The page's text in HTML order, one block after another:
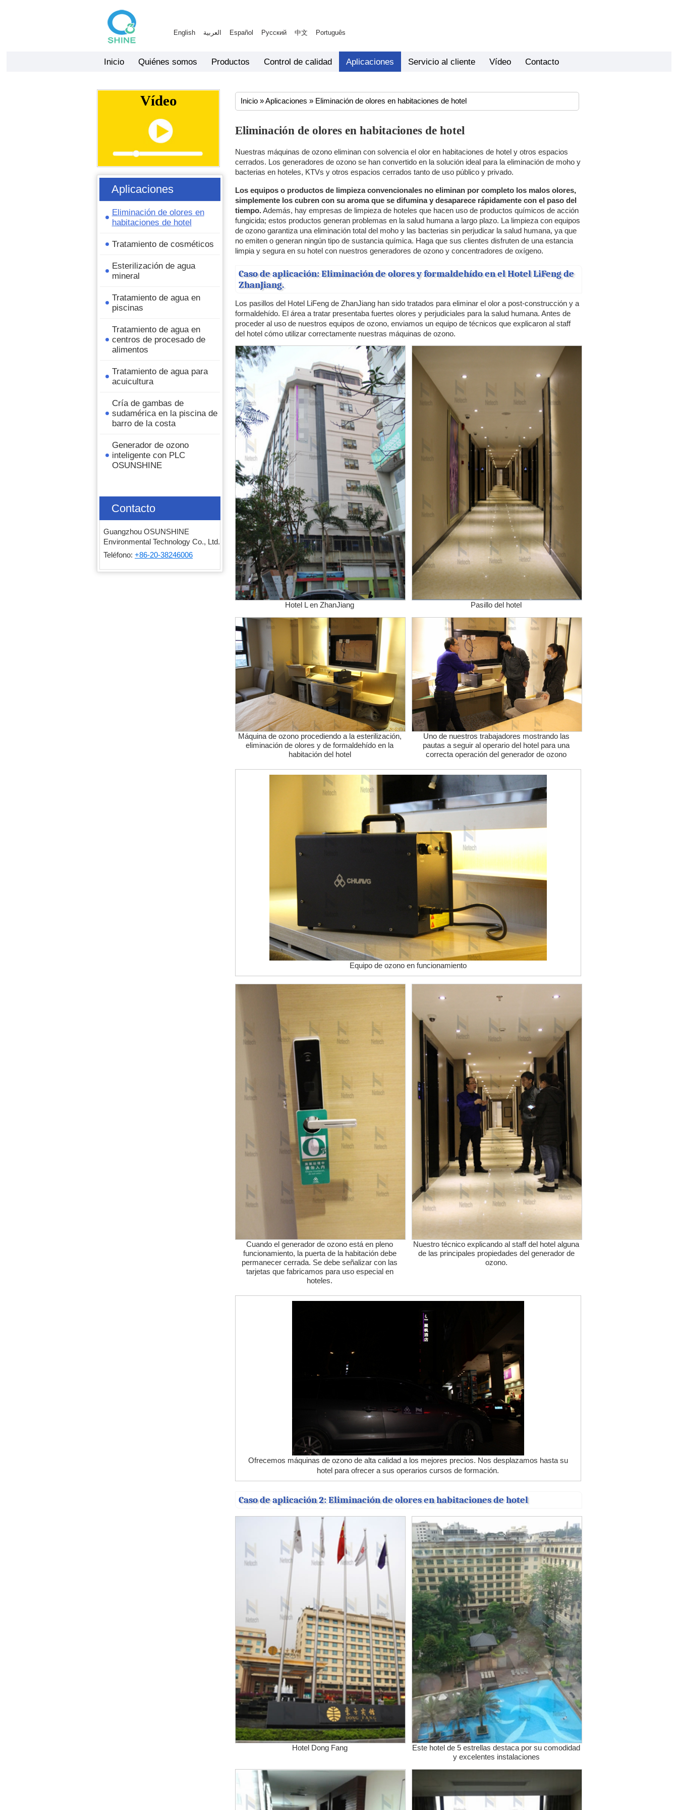
English العربية Español Русский 中文 Português
Inicio Quiénes somos Productos Control de calidad Aplicaciones Servicio al cliente Vídeo Contacto
Vídeo Inicio »Aplicaciones » Eliminación de olores en habitaciones de hotel
Eliminación de olores en habitaciones de hotel
Nuestras máquinas de ozono eliminan con solvencia el olor en habitaciones de hotel y otros espacios
cerrados. Los generadores de ozono se han convertido en la solución ideal para la eliminación de moho y
bacterias en hoteles, KTVs y otros espacios cerrados tanto de uso público y privado.
Los equipos o productos de limpieza convencionales no eliminan por completo los malos olores,
simplemente los cubren con su aroma que se difumina y desaparece rápidamente con el paso del
tiempo.Además, hay empresas de limpieza de hoteles que hacen uso de productos químicos de acción
fungicida; estos productos generan problemas en la salud humana a largo plazo. La limpieza con equipos
de ozono garantiza una eliminación total del moho y las bacterias sin perjudicar la salud humana, ya que
no emiten o generan ningún tipo de sustancia química. Haga que sus clientes disfruten de una estancia
limpia y segura en su hotel con nuestros generadores de ozono y concentradores de oxígeno.
Caso de aplicación: Eliminación de olores y formaldehído en el Hotel LiFeng de
ZhanJiang.
Los pasillos del Hotel LiFeng de ZhanJiang han sido tratados para eliminar el olor a post-construcción y a
formaldehído. El área a tratar presentaba fuertes olores y perjudiciales para la salud humana. Antes de
proceder al uso de nuestros equipos de ozono, enviamos un equipo de técnicos que explicaron al staff
del hotel cómo utilizar correctamente nuestras máquinas de ozono.
Hotel L en ZhanJiang Pasillo del hotel
Máquina de ozono procediendo a la esterilización,
eliminación de olores y de formaldehído en la
habitación del hotel
Uno de nuestros trabajadores mostrando las
pautas a seguir al operario del hotel para una
correcta operación del generador de ozono
Equipo de ozono en funcionamiento
Cuando el generador de ozono está en pleno
funcionamiento, la puerta de la habitación debe
permanecer cerrada. Se debe señalizar con las
tarjetas que fabricamos para uso especial en
hoteles.
Nuestro técnico explicando al staff del hotel alguna
de las principales propiedades del generador de
ozono.
Ofrecemos máquinas de ozono de alta calidad a los mejores precios. Nos desplazamos hasta su
hotel para ofrecer a sus operarios cursos de formación.
Caso de aplicación 2: Eliminación de olores en habitaciones de hotel
Hotel Dong Fang
Este hotel de 5 estrellas destaca por su comodidad
y excelentes instalaciones
Aplicaciones
Eliminación de olores en
habitaciones de hotel
Tratamiento de cosméticos
Esterilización de agua
mineral
Tratamiento de agua en
piscinas
Tratamiento de agua en
centros de procesado de
alimentos
Tratamiento de agua para
acuicultura
Cría de gambas de
sudamérica en la piscina de
barro de la costa
Generador de ozono
inteligente con PLC
OSUNSHINE
Contacto
Guangzhou OSUNSHINE
Environmental Technology Co., Ltd.
Teléfono: +86-20-38246006